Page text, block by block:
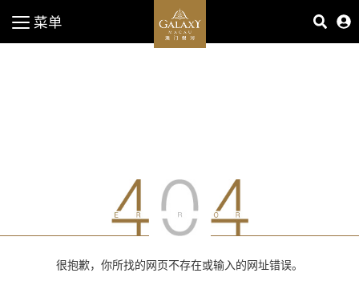
菜单
很抱歉，你所找的网页不存在或输入的网址错误。